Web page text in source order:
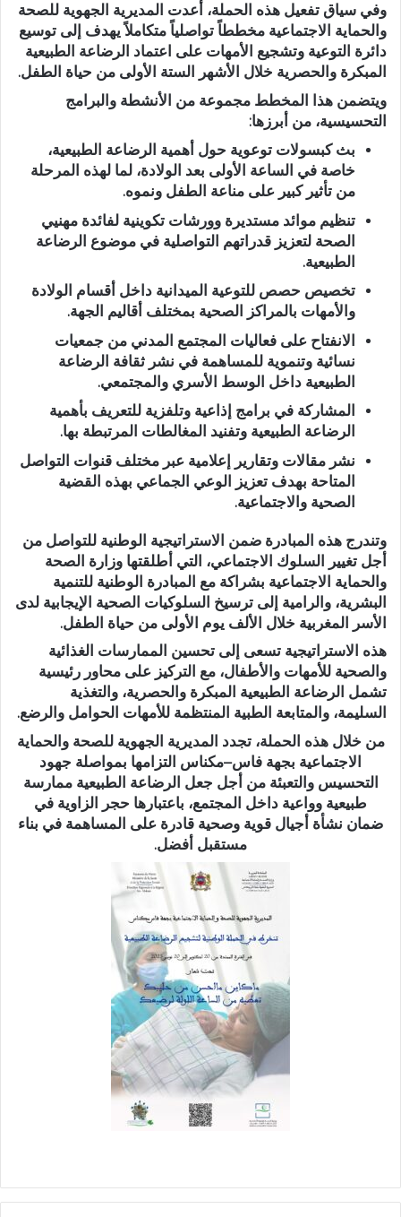
وفي سياق تفعيل هذه الحملة، أعدت المديرية الجهوية للصحة
والحماية الاجتماعية مخططاً تواصلياً متكاملاً يهدف إلى توسيع
دائرة التوعية وتشجيع الأمهات على اعتماد الرضاعة الطبيعية
المبكرة والحصرية خلال الأشهر الستة الأولى من حياة الطفل.
ويتضمن هذا المخطط مجموعة من الأنشطة والبرامج
التحسيسية، من أبرزها:
بث كبسولات توعوية حول أهمية الرضاعة الطبيعية،
خاصة في الساعة الأولى بعد الولادة، لما لهذه المرحلة
من تأثير كبير على مناعة الطفل ونموه.
تنظيم موائد مستديرة وورشات تكوينية لفائدة مهنيي
الصحة لتعزيز قدراتهم التواصلية في موضوع الرضاعة
الطبيعية.
تخصيص حصص للتوعية الميدانية داخل أقسام الولادة
والأمهات بالمراكز الصحية بمختلف أقاليم الجهة.
الانفتاح على فعاليات المجتمع المدني من جمعيات
نسائية وتنموية للمساهمة في نشر ثقافة الرضاعة
الطبيعية داخل الوسط الأسري والمجتمعي.
المشاركة في برامج إذاعية وتلفزية للتعريف بأهمية
الرضاعة الطبيعية وتفنيد المغالطات المرتبطة بها.
نشر مقالات وتقارير إعلامية عبر مختلف قنوات التواصل
المتاحة بهدف تعزيز الوعي الجماعي بهذه القضية
الصحية والاجتماعية.
وتندرج هذه المبادرة ضمن الاستراتيجية الوطنية للتواصل من
أجل تغيير السلوك الاجتماعي، التي أطلقتها وزارة الصحة
والحماية الاجتماعية بشراكة مع المبادرة الوطنية للتنمية
البشرية، والرامية إلى ترسيخ السلوكيات الصحية الإيجابية لدى
الأسر المغربية خلال الألف يوم الأولى من حياة الطفل.
هذه الاستراتيجية تسعى إلى تحسين الممارسات الغذائية
والصحية للأمهات والأطفال، مع التركيز على محاور رئيسية
تشمل الرضاعة الطبيعية المبكرة والحصرية، والتغذية
السليمة، والمتابعة الطبية المنتظمة للأمهات الحوامل والرضع.
من خلال هذه الحملة، تجدد المديرية الجهوية للصحة والحماية
الاجتماعية بجهة فاس–مكناس التزامها بمواصلة جهود
التحسيس والتعبئة من أجل جعل الرضاعة الطبيعية ممارسة
طبيعية وواعية داخل المجتمع، باعتبارها حجر الزاوية في
ضمان نشأة أجيال قوية وصحية قادرة على المساهمة في بناء
مستقبل أفضل.